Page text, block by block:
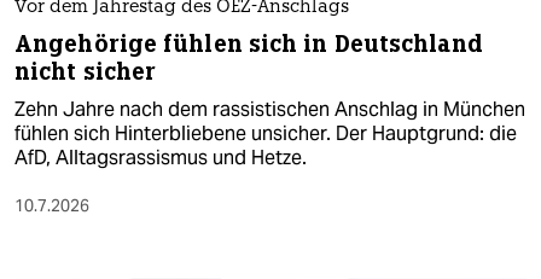
Vor dem Jahrestag des OEZ-Anschlags
Angehörige fühlen sich in Deutschland
nicht sicher
Zehn Jahre nach dem rassistischen Anschlag in München
fühlen sich Hinterbliebene unsicher. Der Hauptgrund: die
AfD, Alltagsrassismus und Hetze.
10.7.2026